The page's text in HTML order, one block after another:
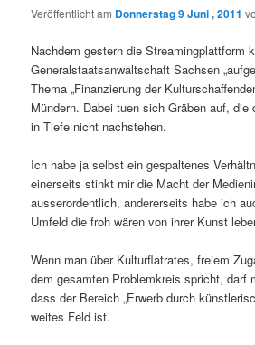
Veröffentlicht am Donnerstag 9 Juni , 2011
Nachdem gestern die Streamingplattform
Generalstaatsanwaltschaft Sachsen
Thema „Finanzierung der
Mündern. Dabei tuen sich Gräben auf, die
in Tiefe nicht nachstehen.
Ich habe ja selbst ein gespaltenes
einerseits stinkt mir die Macht der
ausserordentlich, andererseits habe ich
Umfeld die froh wären von ihrer Kunst
Wenn man über Kulturflatrates, freiem
dem gesamten Problemkreis spricht, darf
dass der Bereich „Erwerb durch
weites Feld ist.